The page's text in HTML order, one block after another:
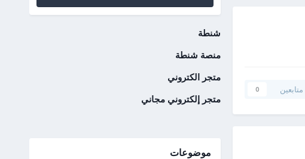
متابعين 0
شنطة
منصة شنطة
متجر الكتروني
متجر إلكتروني مجاني
موضوعات